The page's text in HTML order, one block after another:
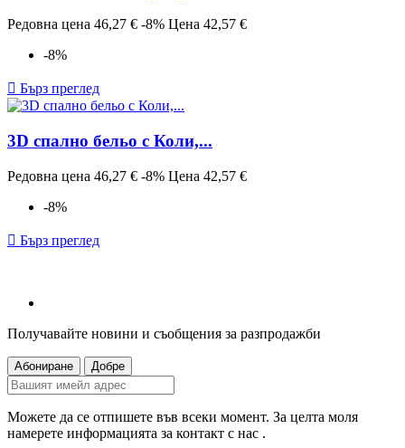
Редовна цена 46,27 € -8% Цена 42,57 €
-8%
 Бърз преглед
3D спално бельо с Коли,...
Редовна цена 46,27 € -8% Цена 42,57 €
-8%
 Бърз преглед
Получавайте новини и съобщения за разпродажби
Можете да се отпишете във всеки момент. За целта моля
намерете информацията за контакт с нас .